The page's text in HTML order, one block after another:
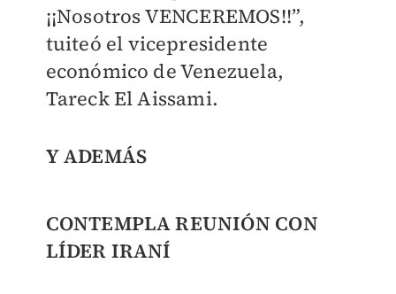
¡¡Nosotros VENCEREMOS!!”,
tuiteó el vicepresidente
económico de Venezuela,
Tareck El Aissami.
Y ADEMÁS
CONTEMPLA REUNIÓN CON
LÍDER IRANÍ